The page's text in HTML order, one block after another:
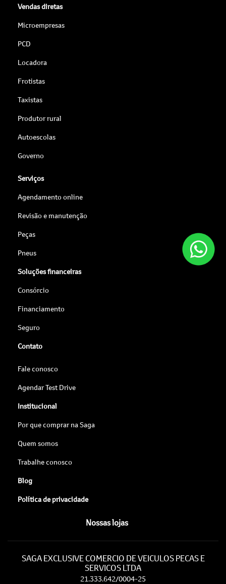
Vendas diretas
Microempresas
PCD
Locadora
Frotistas
Taxistas
Produtor rural
Autoescolas
Governo
Serviços
Agendamento online
Revisão e manutenção
Peças
Pneus
Soluções financeiras
Consórcio
Financiamento
Seguro
Contato
Fale conosco
Agendar Test Drive
Institucional
Por que comprar na Saga
Quem somos
Trabalhe conosco
Blog
Política de privacidade
Nossas lojas
SAGA EXCLUSIVE COMERCIO DE VEICULOS PECAS E
SERVICOS LTDA
21.333.642/0004-25